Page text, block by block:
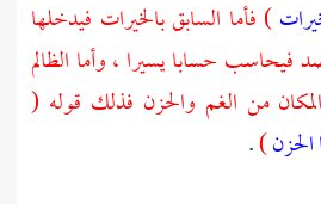
) فأما السابق بالخيرات فيدخلها
فيحاسب حسابا يسيرا ، وأما الظالم
من الغم والحزن فذلك قوله (
الحزن)
.